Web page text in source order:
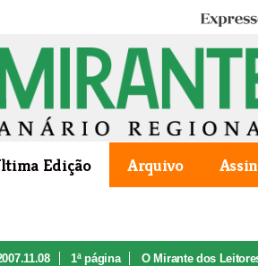
Expresso
Edição Arquivo
1ª página O Mirante dos